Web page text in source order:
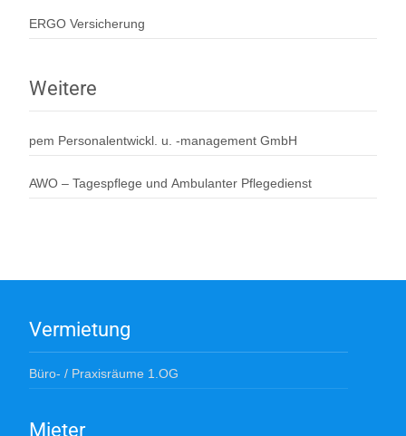
ERGO Versicherung
Weitere
pem Personalentwickl. u. -management GmbH
AWO – Tagespflege und Ambulanter Pflegedienst
Vermietung
Büro- / Praxisräume 1.OG
Mieter